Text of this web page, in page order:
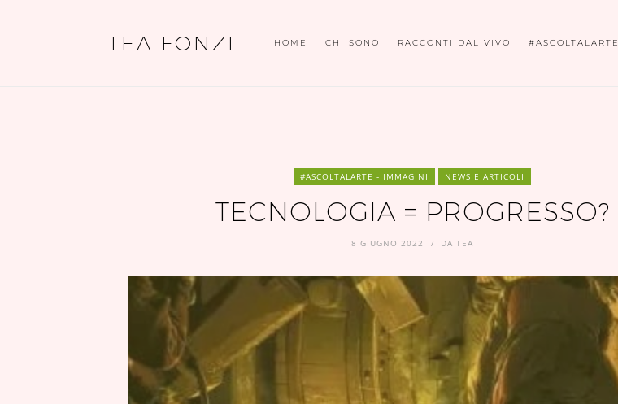
TEA FONZI HOME CHI SONO RACCONTI DAL VIVO #ASCOLTALARTE
#ASCOLTALARTE - IMMAGINI NEWS E ARTICOLI
TECNOLOGIA = PROGRESSO?
8 GIUGNO 2022 DA TEA